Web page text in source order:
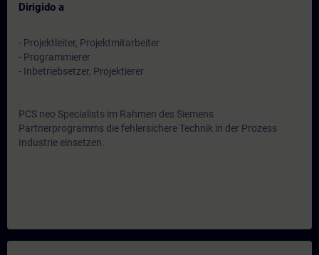
Dirigido a
- Projektleiter, Projektmitarbeiter
- Programmierer
- Inbetriebsetzer, Projektierer
PCS neo Specialists im Rahmen des Siemens
Partnerprogramms die fehlersichere Technik in der Prozess
Industrie einsetzen.